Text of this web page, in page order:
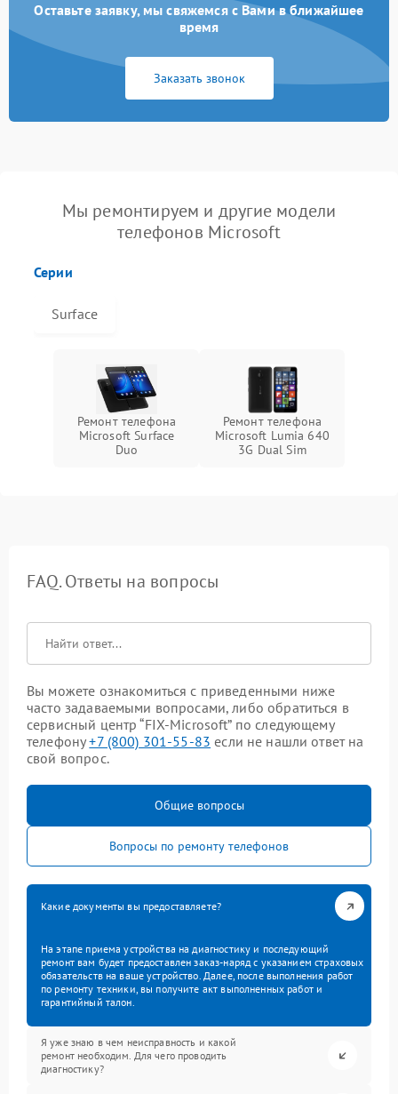
Оставьте заявку, мы свяжемся с Вами в ближайшее
время
Заказать звонок
Мы ремонтируем и другие модели
телефонов Microsoft
Серии
Surface
Ремонт телефона
Microsoft Surface
Duo
Ремонт телефона
Microsoft Lumia 640
3G Dual Sim
FAQ. Ответы на вопросы
Вы можете ознакомиться с приведенными ниже
часто задаваемыми вопросами, либо обратиться в
сервисный центр “FIX-Microsoft” по следующему
телефону+7 (800) 301-55-83 если не нашли ответ на
свой вопрос.
Общие вопросы
Вопросы по ремонту телефонов
Какие документы вы предоставляете?
На этапе приема устройства на диагностику и последующий
ремонт вам будет предоставлен заказ-наряд с указанием страховых
обязательств на ваше устройство. Далее, после выполнения работ
по ремонту техники, вы получите акт выполненных работ и
гарантийный талон.
Я уже знаю в чем неисправность и какой
ремонт необходим. Для чего проводить
диагностику?